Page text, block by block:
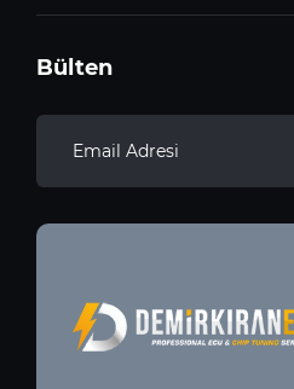
Bülten